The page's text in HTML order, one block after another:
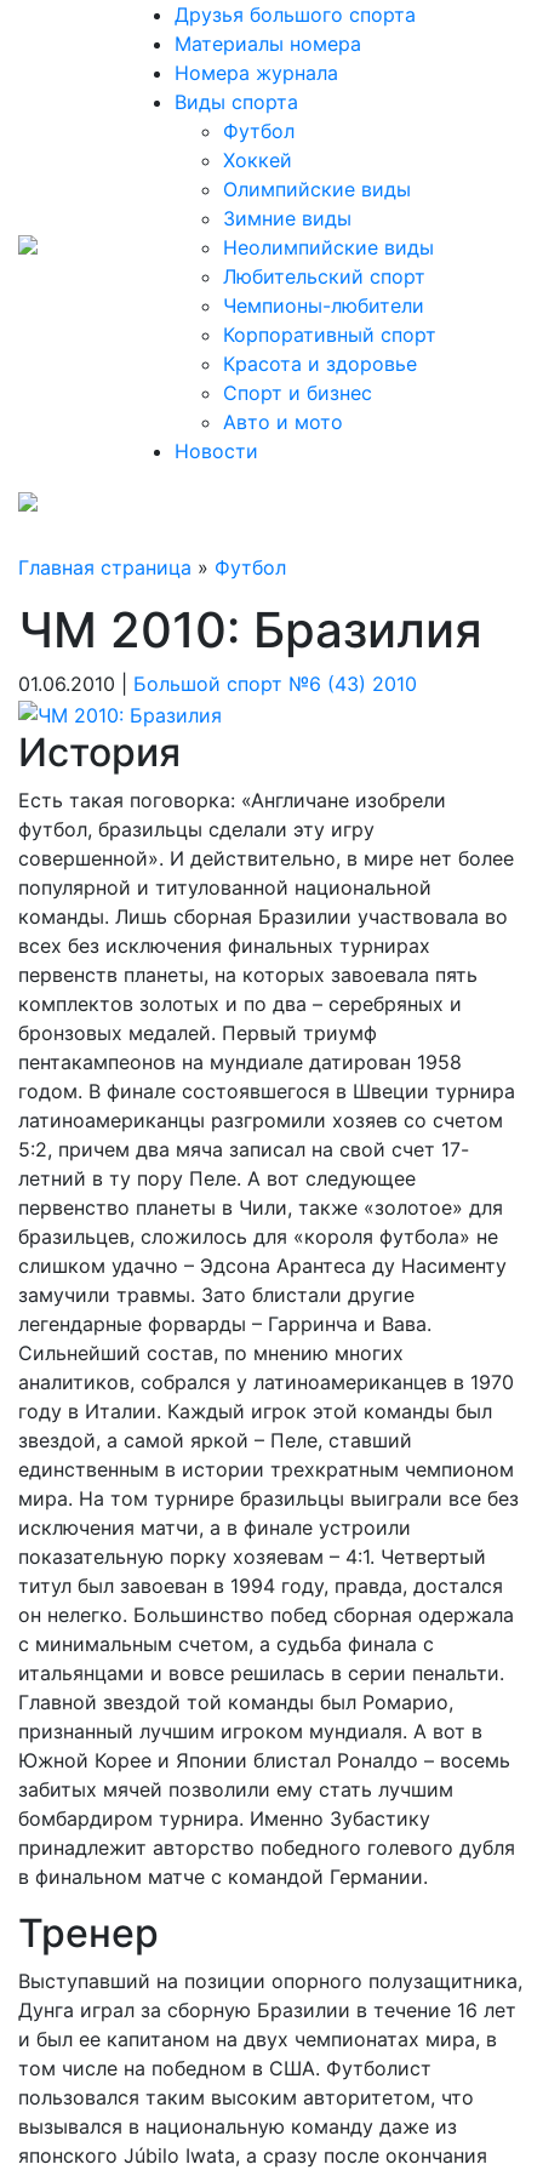
Друзья большого спорта
Материалы номера
Номера журнала
Виды спорта
Футбол
Хоккей
Олимпийские виды
Зимние виды
Неолимпийские виды
Любительский спорт
Чемпионы-любители
Корпоративный спорт
Красота и здоровье
Спорт и бизнес
Авто и мото
Новости
Главная страница » Футбол
ЧМ 2010: Бразилия
01.06.2010 | Большой спорт №6 (43) 2010
История
Есть такая поговорка: «Англичане изобрели
футбол, бразильцы сделали эту игру
совершенной». И действительно, в мире нет более
популярной и титулованной национальной
команды. Лишь сборная Бразилии участвовала во
всех без исключения финальных турнирах
первенств планеты, на которых завоевала пять
комплектов золотых и по два – серебряных и
бронзовых медалей. Первый триумф
пентакампеонов на мундиале датирован 1958
годом. В финале состоявшегося в Швеции турнира
латиноамериканцы разгромили хозяев со счетом
5:2, причем два мяча записал на свой счет 17-
летний в ту пору Пеле. А вот следующее
первенство планеты в Чили, также «золотое» для
бразильцев, сложилось для «короля футбола» не
слишком удачно – Эдсона Арантеса ду Насименту
замучили травмы. Зато блистали другие
легендарные форварды – Гарринча и Вава.
Сильнейший состав, по мнению многих
аналитиков, собрался у латиноамериканцев в 1970
году в Италии. Каждый игрок этой команды был
звездой, а самой яркой – Пеле, ставший
единственным в истории трехкратным чемпионом
мира. На том турнире бразильцы выиграли все без
исключения матчи, а в финале устроили
показательную порку хозяевам – 4:1. Четвертый
титул был завоеван в 1994 году, правда, достался
он нелегко. Большинство побед сборная одержала
с минимальным счетом, а судьба финала с
итальянцами и вовсе решилась в серии пенальти.
Главной звездой той команды был Ромарио,
признанный лучшим игроком мундиаля. А вот в
Южной Корее и Японии блистал Роналдо – восемь
забитых мячей позволили ему стать лучшим
бомбардиром турнира. Именно Зубастику
принадлежит авторство победного голевого дубля
в финальном матче с командой Германии.
Тренер
Выступавший на позиции опорного полузащитника,
Дунга играл за сборную Бразилии в течение 16 лет
и был ее капитаном на двух чемпионатах мира, в
том числе на победном в США. Футболист
пользовался таким высоким авторитетом, что
вызывался в национальную команду даже из
японского Júbilo Iwata, а сразу после окончания